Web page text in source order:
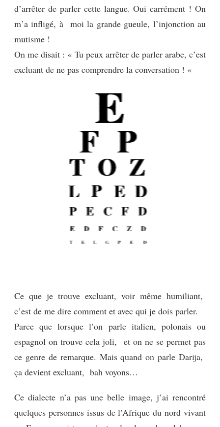
d’arrêter de parler cette langue. Oui carrément ! On
m’a infligé, à moi la grande gueule, l’injonction au
mutisme !
On me disait : « Tu peux arrêter de parler arabe, c’est
excluant de ne pas comprendre la conversation ! «
Ce que je trouve excluant, voir même humiliant,
c’est de me dire comment et avec qui je dois parler.
Parce que lorsque l’on parle italien, polonais ou
espagnol on trouve cela joli, et on ne se permet pas
ce genre de remarque. Mais quand on parle Darija,
ça devient excluant, bah voyons…
Ce dialecte n’a pas une belle image, j’ai rencontré
quelques personnes issus de l’Afrique du nord vivant